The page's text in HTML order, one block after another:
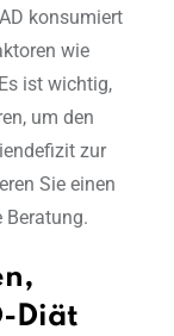
konsumiert
wie
ist wichtig,
um den
zur
Sie einen
Beratung.
Diät